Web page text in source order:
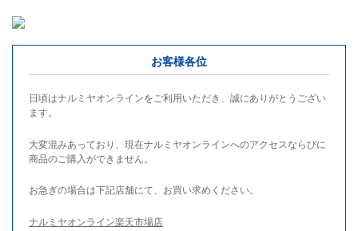
お客様各位
日頃はナルミヤオンラインをご利用いただき、誠にありがとうござい
ます。
大変混みあっており、現在ナルミヤオンラインへのアクセスならびに
商品のご購入ができません。
お急ぎの場合は下記店舗にて、お買い求めください。
ナルミヤオンライン楽天市場店